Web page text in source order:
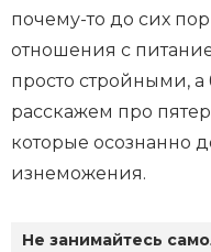
почему-то до сих
отношения с
просто стройными,
расскажем про
которые осознанно
изнеможения.
Не занимайтесь